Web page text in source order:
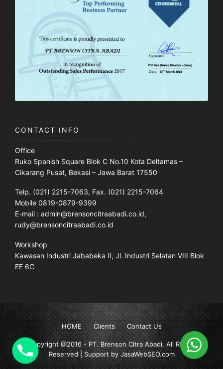
CONTACT INFO
Office
Ruko Spanish Square Blok C No.10 Kota Deltamas –
Cikarang Pusat, Bekasi – Jawa Barat 17550
Telp. (021) 2215-7063, Fax. (021) 2215-7064
Mobile 0819-0879-9399
E-mail : admin@brensoncitraabadi.co.id,
rudy@brensoncitraabadi.co.id
Workshop
Kawasan Industri Jababeka II, Jl. Industri Selatan VIII Blok
EE 6C
HOME Clients Contact Us
Copyright @2016 -PT. Brenson Citra Abadi. All Rights
Reserved | Support by JasaWebSEO.com